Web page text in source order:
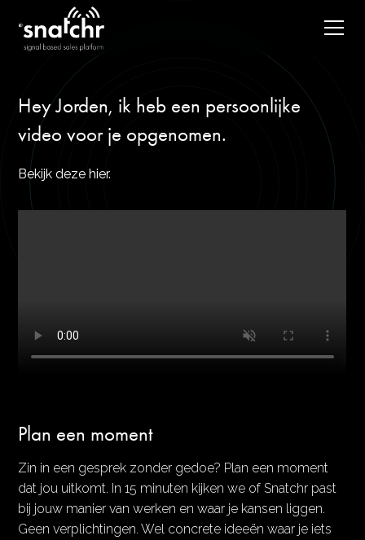
Hey Jorden, ik heb een persoonlijke
video voor je opgenomen.
Bekijk deze hier.
Plan een moment
Zin in een gesprek zonder gedoe? Plan een moment
dat jou uitkomt. In 15 minuten kijken we of Snatchr past
bij jouw manier van werken en waar je kansen liggen.
Geen verplichtingen. Wel concrete ideeën waar je iets